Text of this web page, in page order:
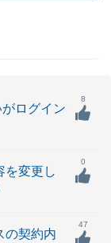
ログイン
8
を変更し
0
の契約内
47